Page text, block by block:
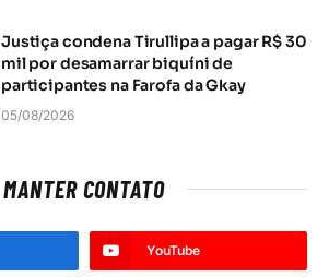
Justiça condena Tirullipa a pagar R$ 30
mil por desamarrar biquíni de
participantes na Farofa da Gkay
05/08/2026
MANTER CONTATO
YouTube